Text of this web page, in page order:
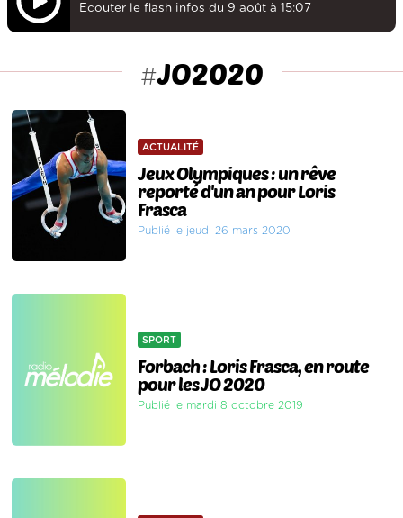
Ecouter le flash infos du 9 août à 15:07
#JO2020
ACTUALITÉ
Jeux Olympiques : un rêve
reporté d'un an pour Loris
Frasca
Publié le jeudi 26 mars 2020
SPORT
Forbach : Loris Frasca, en route
pour les JO 2020
Publié le mardi 8 octobre 2019